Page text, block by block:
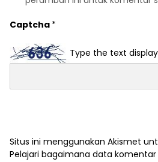
Captcha *
Type the text
Situs ini menggunakan Akismet
Pelajari bagaimana data komentar